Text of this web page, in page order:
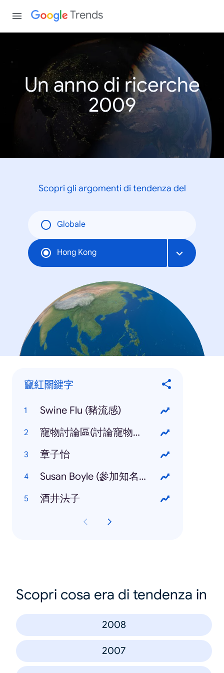
Trends
Un anno di ricerche
2009
Scopri gli argomenti di tendenza del
Globale
Hong Kong
竄紅關鍵字
Swine Flu (豬流感)
寵物討論區(討論寵物的討論區)
章子怡
Susan Boyle (參加知名選秀節目 Britain's Got Talent)
酒井法子
Scopri cosa era di tendenza in
2008
2007